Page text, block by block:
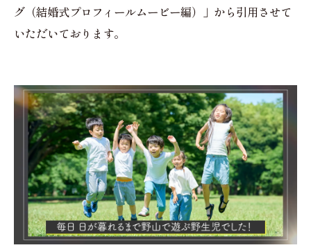
グ（結婚式プロフィールムービー編）」から引用させて
いただいております。